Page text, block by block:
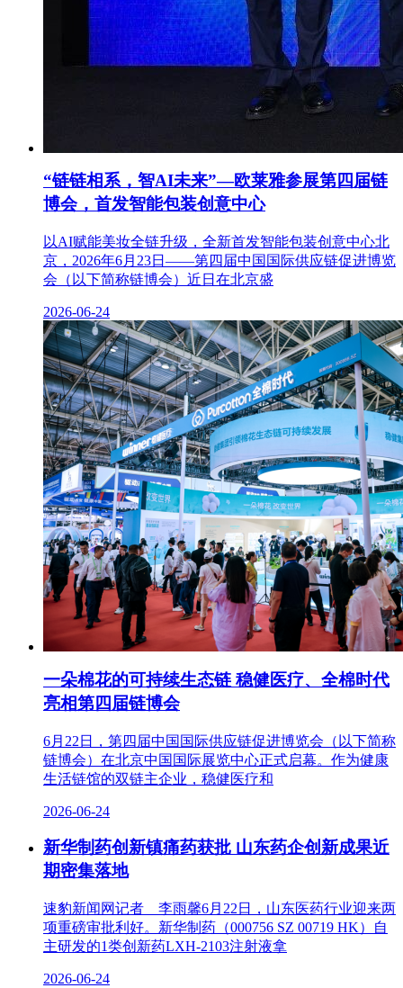
“链链相系，智AI未来”—欧莱雅参展第四届链
博会，首发智能包装创意中心
以AI赋能美妆全链升级，全新首发智能包装创意中心北
京，2026年6月23日——第四届中国国际供应链促进博览
会（以下简称链博会）近日在北京盛
2026-06-24
一朵棉花的可持续生态链 稳健医疗、全棉时代
亮相第四届链博会
6月22日，第四届中国国际供应链促进博览会（以下简称
链博会）在北京中国国际展览中心正式启幕。作为健康
生活链馆的双链主企业，稳健医疗和
2026-06-24
新华制药创新镇痛药获批 山东药企创新成果近
期密集落地
速豹新闻网记者 李雨馨6月22日，山东医药行业迎来两
项重磅审批利好。新华制药（000756 SZ 00719 HK）自
主研发的1类创新药LXH-2103注射液拿
2026-06-24